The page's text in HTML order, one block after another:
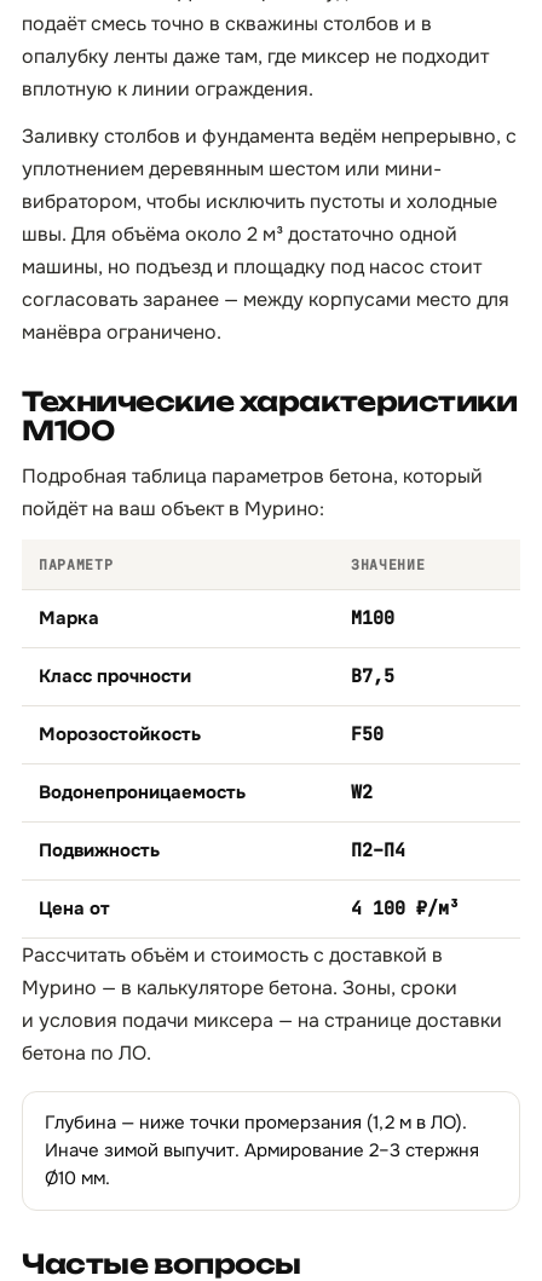
подаёт смесь точно в скважины столбов и в
опалубку ленты даже там, где миксер не подходит
вплотную к линии ограждения.
Заливку столбов и фундамента ведём непрерывно, с
уплотнением деревянным шестом или мини-
вибратором, чтобы исключить пустоты и холодные
швы. Для объёма около 2 м³ достаточно одной
машины, но подъезд и площадку под насос стоит
согласовать заранее — между корпусами место для
манёвра ограничено.
Технические характеристики
М100
Подробная таблица параметров бетона, который
пойдёт на ваш объект в Мурино:
ПАРАМЕТР ЗНАЧЕНИЕ
Марка М100
Класс прочности B7,5
Морозостойкость F50
Водонепроницаемость W2
Подвижность П2–П4
Цена от 4 100 ₽/м³
Рассчитать объём и стоимость с доставкой в
Мурино — в калькуляторе бетона. Зоны, сроки
и условия подачи миксера — на страницедоставки
бетона по ЛО.
Глубина — ниже точки промерзания (1,2 м в ЛО).
Иначе зимой выпучит. Армирование 2–3 стержня
Ø10 мм.
Частые вопросы